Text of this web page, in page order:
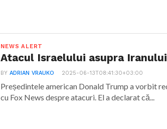
NEWS ALERT
Atacul Israelului asupra Iranului
BYADRIAN VRAUKO 2025-06-13T08:41:30+03:00
Președintele american Donald Trump a vorbit
cu Fox News despre atacuri. El a declarat că...